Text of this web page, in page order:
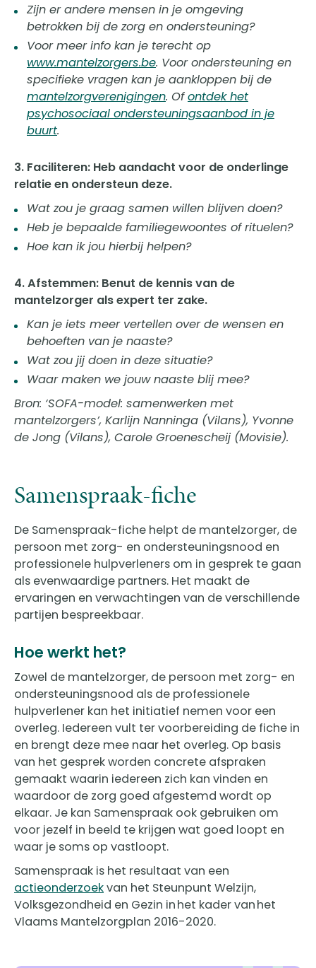
Zijn er andere mensen in je omgeving
betrokken bij de zorg en ondersteuning?
Voor meer info kan je terecht op
www.mantelzorgers.be. Voor ondersteuning en
specifieke vragen kan je aankloppen bij de
mantelzorgverenigingen. Ofontdek het
psychosociaal ondersteuningsaanbod in je
buurt.
3. Faciliteren: Heb aandacht voor de onderlinge
relatie en ondersteun deze.
Wat zou je graag samen willen blijven doen?
Heb je bepaalde familiegewoontes of rituelen?
Hoe kan ik jou hierbij helpen?
4. Afstemmen: Benut de kennis van de
mantelzorger als expert ter zake.
Kan je iets meer vertellen over de wensen en
behoeften van je naaste?
Wat zou jij doen in deze situatie?
Waar maken we jouw naaste blij mee?
Bron: ‘SOFA-model: samenwerken met
mantelzorgers’, Karlijn Nanninga (Vilans), Yvonne
de Jong (Vilans), Carole Groenescheij (Movisie).
Samenspraak-fiche
De Samenspraak-fiche helpt de mantelzorger, de
persoon met zorg- en ondersteuningsnood en
professionele hulpverleners om in gesprek te gaan
als evenwaardige partners. Het maakt de
ervaringen en verwachtingen van de verschillende
partijen bespreekbaar.
Hoe werkt het?
Zowel de mantelzorger, de persoon met zorg- en
ondersteuningsnood als de professionele
hulpverlener kan het initiatief nemen voor een
overleg. Iedereen vult ter voorbereiding de fiche in
en brengt deze mee naar het overleg. Op basis
van het gesprek worden concrete afspraken
gemaakt waarin iedereen zich kan vinden en
waardoor de zorg goed afgestemd wordt op
elkaar. Je kan Samenspraak ook gebruiken om
voor jezelf in beeld te krijgen wat goed loopt en
waar je soms op vastloopt.
Samenspraak is het resultaat van een
actieonderzoekvan het Steunpunt Welzijn,
Volksgezondheid en Gezin in het kader van het
Vlaams Mantelzorgplan 2016-2020.